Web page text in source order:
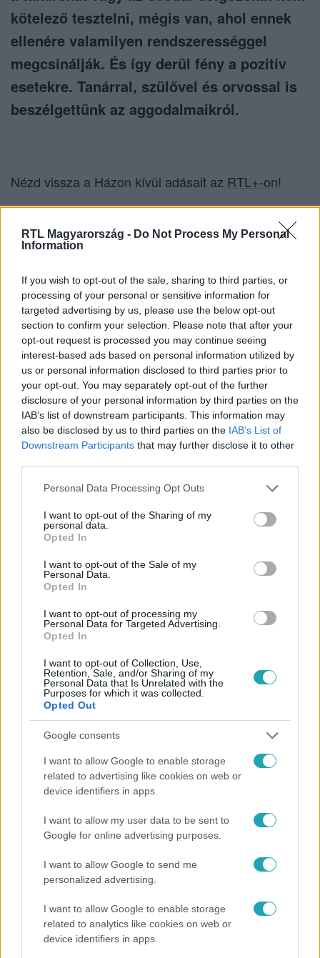
RTL Magyarország - Do Not Process My Personal
Information
If you wish to opt-out of the sale, sharing to third parties, or
processing of your personal or sensitive information for
targeted advertising by us, please use the below opt-out
section to confirm your selection. Please note that after your
opt-out request is processed you may continue seeing
interest-based ads based on personal information utilized by
us or personal information disclosed to third parties prior to
your opt-out. You may separately opt-out of the further
disclosure of your personal information by third parties on the
IAB’s list of downstream participants. This information may
also be disclosed by us to third parties on the IAB’s List of
Downstream Participants that may further disclose it to other
Please note that this website/app uses one or more Google
not limited to your visit or usage behaviour. You may click to
grant or deny consent to Google and its third-party tags to
use your data for below specified purposes in below Google
consent section.
Personal Data Processing Opt Outs
I want to opt-out of the Sharing of my
personal data.
Opted In
I want to opt-out of the Sale of my
Personal Data.
Opted In
I want to opt-out of processing my
Personal Data for Targeted Advertising.
Opted In
I want to opt-out of Collection, Use,
Retention, Sale, and/or Sharing of my
Personal Data that Is Unrelated with the
Purposes for which it was collected.
Opted Out
Google consents
I want to allow Google to enable storage
related to advertising like cookies on web or
device identifiers in apps.
I want to allow my user data to be sent to
Google for online advertising purposes.
I want to allow Google to send me
personalized advertising.
I want to allow Google to enable storage
related to analytics like cookies on web or
device identifiers in apps.
kötelező tesztelni, mégis van, ahol ennek
ellenére valamilyen rendszerességgel
megcsinálják. És így derül fény a pozitív
esetekre. Tanárral, szülővel és orvossal is
beszélgettünk az aggodalmaikról.
Nézd vissza a Házon kívül adásait az RTL+-on!
Itt állítsd be, hogy az RTL.hu az elsők között
legyen a Google-találatokban!
Kövess minket, és értesülj a friss
hírekről a Facebookon is!
Követem
HÁZON KÍVÜL
ISKOLA #GYEREK #OSZTÁLYTÁRS
TESZT
KÖHÖGÉS
Népszerű